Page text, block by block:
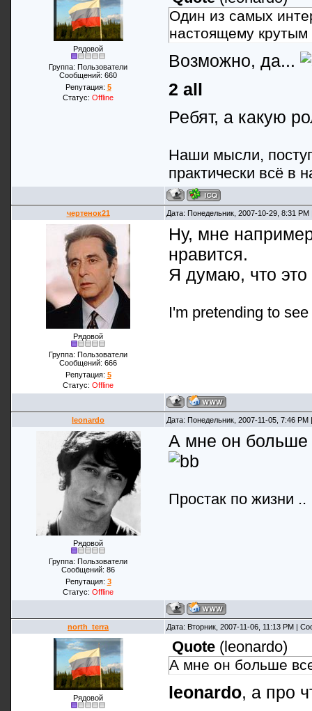
Рядовой
Группа: Пользователи
Сообщений: 660
Репутация: 5
Статус: Offline
Один из самых
настоящему крутым
Возможно, да...
2 all
Ребят, а какую
Наши мысли,
практически всё в
чертенок21 Дата: Понедельник, 2007-10-29, 8:31
Рядовой
Группа: Пользователи
Сообщений: 666
Репутация: 5
Статус: Offline
Ну, мне
нравится.
Я думаю, что
I'm pretending to
leonardo Дата: Понедельник, 2007-11-05, 7:46
Рядовой
Группа: Пользователи
Сообщений: 86
Репутация: 3
Статус: Offline
А мне он больше
Простак по жизни ..
north_terra Дата: Вторник, 2007-11-06, 11:13 PM |
Рядовой
Quote (leonardo)
А мне он больше
leonardo, а про